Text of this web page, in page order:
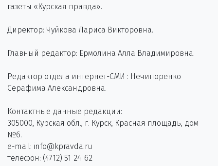
газеты «Курская правда».
Директор: Чуйкова Лариса Викторовна.
Главный редактор: Ермолина Алла Владимировна.
Редактор отдела интернет-СМИ : Нечипоренко
Серафима Александровна.
Контактные данные редакции:
305000, Курская обл., г. Курск, Красная площадь, дом
№6.
e-mail: info@kpravda.ru
телефон: (4712) 51-24-62